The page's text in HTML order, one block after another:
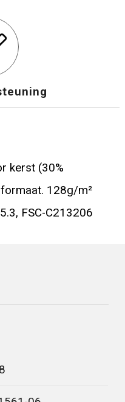
kerst (30%
128g/m²
FSC-C213206